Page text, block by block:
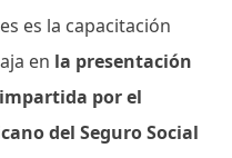
es la capacitación
en la presentación
por el
del Seguro Social